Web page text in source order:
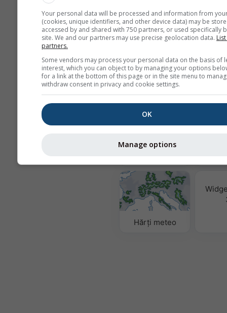
conformpoliticii noastre de
Prin utilizarea serviciilor
de acord cu termenii și condițiile
Adresa dvs. de email va putea fi
Mai multe date meteo
Hărți meteo
Your personal data will be processed and information from
(cookies, unique identifiers, and other device data) may be
accessed by and shared with 750 partners, or used specifically
site. We and our partners may use precise geolocation data.
partners.
Some vendors may process your personal data on the basis of
interest, which you can object to by managing your options
for a link at the bottom of this page or in the site menu to
withdraw consent in privacy and cookie settings.
OK
Manage options